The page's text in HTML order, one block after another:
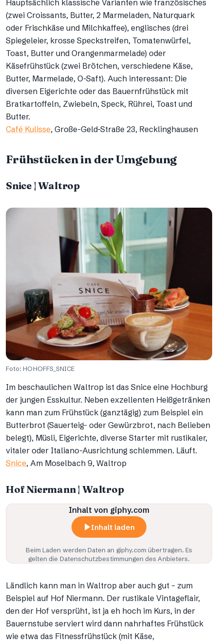
Hauptsächlich klassische Varianten wie französisches
(zwei Croissants, Butter, 2 Marmeladen, Naturquark
oder Frischkäse und Milchkaffee), englisches (drei
Spiegeleier, krosse Speckstreifen, Tomatenwürfel,
Toast, Butter und Orangenmarmelade) oder
Käsefrühstück (zwei Brötchen, verschiedene Käse,
Butter, Marmelade, O-Saft). Auch interessant: Die
diversen Eigerichte oder das Bauernfrühstück mit
Bratkartoffeln, Zwiebeln, Speck, Rührei, Toast und
Butter.
Café Kulisse, Große-Geld-Straße 23, Recklinghausen
Frühstücken in der Umgebung
Snice | Waltrop
Foto: HOHOFFS_SNICE
Im beschaulichen Waltrop ist das Snice eine Hochburg
der jungen Esskultur. Neben exzellenten Heißgetränken
kann man zum Frühstück (ganztägig) zum Beispiel ein
Butterbrot (Sauerteig- oder Gewürzbrot, nach Belieben
belegt), Müsli, Eigerichte, diverse Starter mit rustikaler,
vitaler oder Italiano-Ausrichtung schlemmen. Läuft.
Snice, Am Moselbach 9, Waltrop
Hof Niermann | Waltrop
Inhalt von giphy.com
Inhalt laden
Beim Laden werden Daten an giphy.com übertragen. Es
gelten die Datenschutzbestimmungen des Anbieters.
Ländlich kann man in Waltrop aber auch gut – zum
Beispiel auf Hof Niermann. Der rustikale Vintageflair,
den der Hof versprüht, ist ja eh hoch im Kurs, in der
Bauernstube serviert wird dann nahrhaftes Frühstück
wie etwa das Fitnessfrühstück (mit Käse,